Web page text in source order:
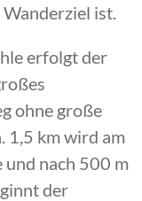
ist.
erfolgt der
ohne große
1,5 km wird am
nach 500 m
der